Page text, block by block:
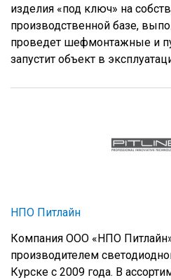
изделия «под ключ» на
производственной базе,
проведет шефмонтажные и
запустит объект в
НПО Питлайн
Компания ООО «НПО
производителем
Курске с 2009 года. В